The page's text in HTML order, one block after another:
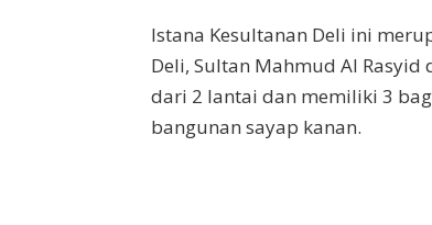
Istana Kesultanan Deli ini
Deli, Sultan Mahmud Al
dari 2 lantai dan memiliki 3
bangunan sayap kanan.